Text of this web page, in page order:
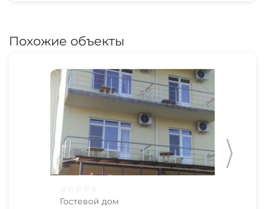
Похожие объекты
Гостевой дом